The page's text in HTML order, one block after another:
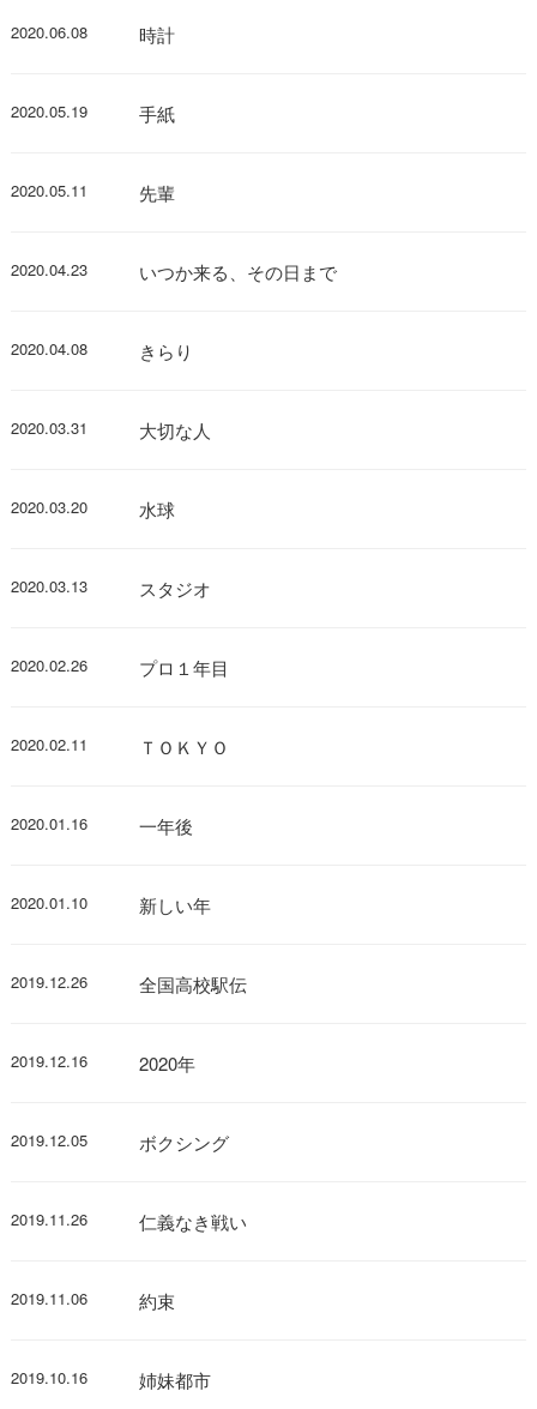
2020.06.08 時計
2020.05.19 手紙
2020.05.11 先輩
2020.04.23 いつか来る、その日まで
2020.04.08 きらり
2020.03.31 大切な人
2020.03.20 水球
2020.03.13 スタジオ
2020.02.26 プロ１年目
2020.02.11 ＴＯＫＹＯ
2020.01.16 一年後
2020.01.10 新しい年
2019.12.26 全国高校駅伝
2019.12.16 2020年
2019.12.05 ボクシング
2019.11.26 仁義なき戦い
2019.11.06 約束
2019.10.16 姉妹都市